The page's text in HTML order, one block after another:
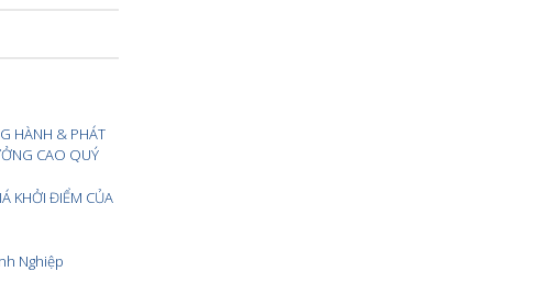
HÀNH & PHÁT
CAO QUÝ
KHỞI ĐIỂM CỦA
Nghiệp